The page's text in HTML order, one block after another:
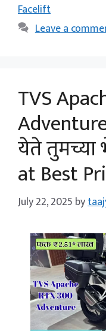
Facelift
Leave a
TVS
येते तुमच्या
at Best
July 22, 2025 by